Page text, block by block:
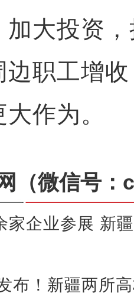
加大投资
边职工增
作为。
（微信号
家企业参展 新
布！新疆两所